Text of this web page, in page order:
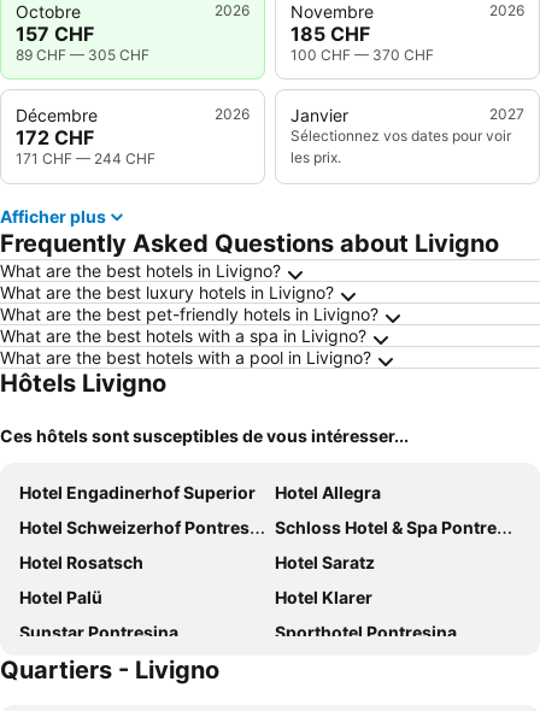
Octobre 2026
157 CHF
89 CHF — 305 CHF
Novembre 2026
185 CHF
100 CHF — 370 CHF
Décembre 2026
172 CHF
171 CHF — 244 CHF
Janvier
2027
Sélectionnez vos dates pour voir
les prix.
Afficher plus
Frequently Asked Questions about Livigno
What are the best hotels in Livigno?
What are the best luxury hotels in Livigno?
What are the best pet-friendly hotels in Livigno?
What are the best hotels with a spa in Livigno?
What are the best hotels with a pool in Livigno?
Hôtels Livigno
Ces hôtels sont susceptibles de vous intéresser...
Hotel Engadinerhof Superior
Hotel Allegra
Hotel Schweizerhof Pontresina
Schloss Hotel & Spa Pontresina
Hotel Rosatsch
Hotel Saratz
Hotel Palü
Hotel Klarer
Sunstar Pontresina
Sporthotel Pontresina
Hotel Station
Quartiers - Livigno